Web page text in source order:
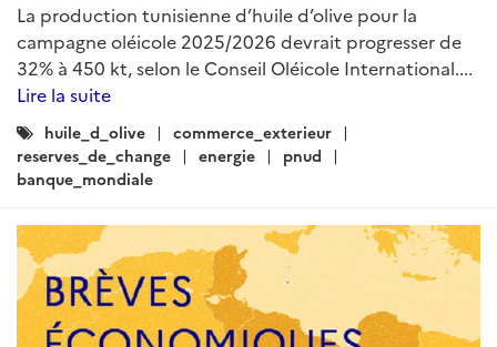
La production tunisienne d’huile d’olive pour la
campagne oléicole 2025/2026 devrait progresser de
32% à 450 kt, selon le Conseil Oléicole International....
Lire la suite
Catégories
:
huile_d_olive
commerce_exterieur
reserves_de_change
energie
pnud
banque_mondiale